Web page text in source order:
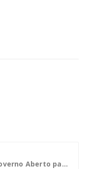
CGU apoia curso sobre Governo Aberto para lideranças ambientais e da agricultura